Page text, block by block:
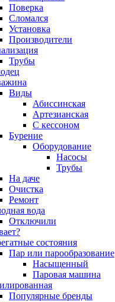
Поверка
Сломался
Установка
Производители
Трубы
Виды
Абиссинская
Артезианская
С кессоном
Бурение
Оборудование
Насосы
Трубы
На даче
Очистка
Ремонт
вода
Отключили
состояния
Пар или парообразование
Насыщенный
Паровая машина
Популярные бренды